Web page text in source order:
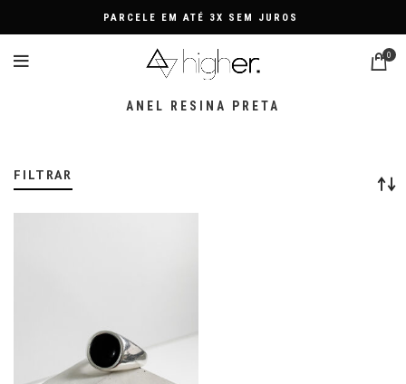
PARCELE EM ATÉ 3X SEM JUROS
0
ANEL RESINA PRETA
FILTRAR